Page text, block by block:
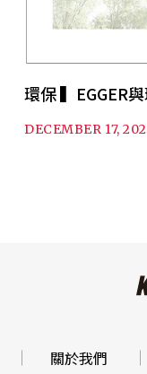
環保 ▍EGGER
DECEMBER 17,
關於我們